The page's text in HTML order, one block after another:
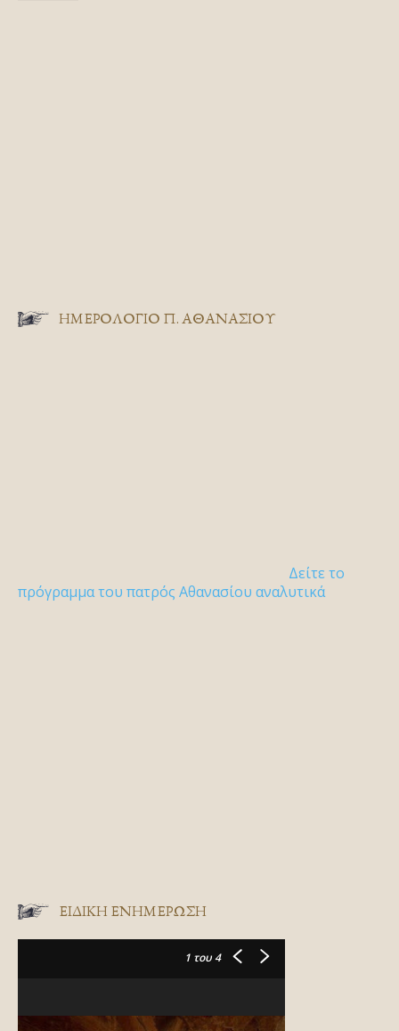
ΗΜΕΡΟΛΟΓΙΟ Π. ΑΘΑΝΑΣΙΟΥ
Δείτε το
πρόγραμμα του πατρός Αθανασίου αναλυτικά
ΕΙΔΙΚΉ ΕΝΗΜΈΡΩΣΗ
1 του 4